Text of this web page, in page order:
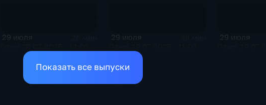
29 июля 29 июля 29 июля
Показать все выпуски